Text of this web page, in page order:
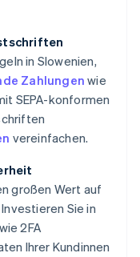
in Slowenien,
Zahlungen wie
SEPA-konformen
vereinfachen.
großen Wert auf
Sie in
2FA
Ihrer Kundinnen